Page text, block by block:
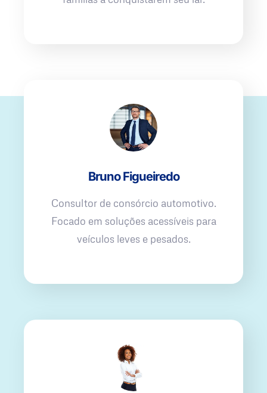
Bruno Figueiredo
Consultor de consórcio automotivo.
Focado em soluções acessíveis para
veículos leves e pesados.